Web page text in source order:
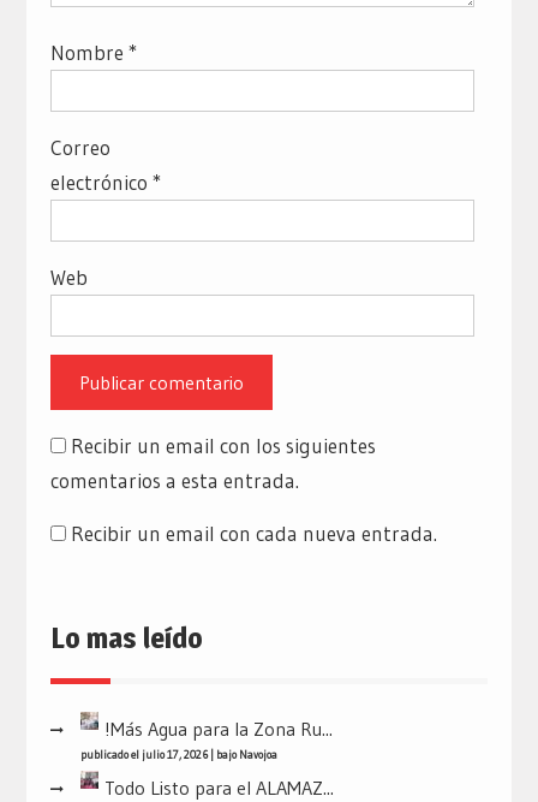
Nombre *
Correo
electrónico *
Web
Recibir un email con los siguientes
comentarios a esta entrada.
Recibir un email con cada nueva entrada.
Lo mas leído
!Más Agua para la Zona Ru...
publicado el julio 17, 2026| bajo Navojoa
Todo Listo para el ALAMAZ...